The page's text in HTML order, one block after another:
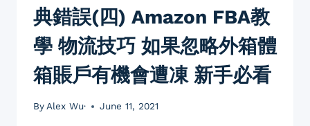
典錯誤(四) Amazon FBA教
學 物流技巧 如果忽略外箱體
箱賬戶有機會遭凍 新手必看
By Alex Wu· June 11, 2021